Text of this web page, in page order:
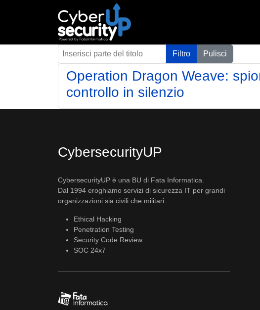
Inserisci parte del titolo Filtro Pulisci
Operation Dragon Weave:
controllo in silenzio
CybersecurityUP
CybersecurityUP è una BU di Fata Informatica.
Dal 1994 eroghiamo servizi di sicurezza IT per grandi
organizzazioni sia civili che militari.
Ethical Hacking
Penetration Testing
Security Code Review
SOC 24x7